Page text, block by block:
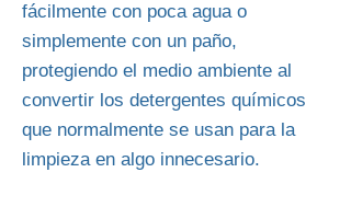
fácilmente con poca agua o
simplemente con un paño,
protegiendo el medio ambiente al
convertir los detergentes químicos
que normalmente se usan para la
limpieza en algo innecesario.